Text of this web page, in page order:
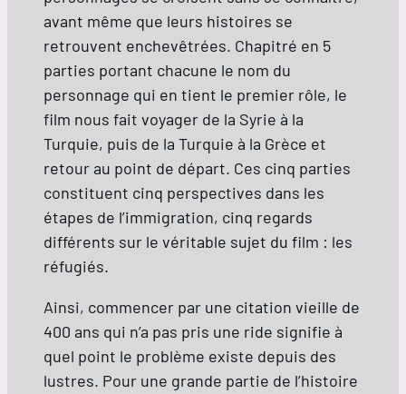
avant même que leurs histoires se
retrouvent enchevêtrées. Chapitré en 5
parties portant chacune le nom du
personnage qui en tient le premier rôle, le
film nous fait voyager de la Syrie à la
Turquie, puis de la Turquie à la Grèce et
retour au point de départ. Ces cinq parties
constituent cinq perspectives dans les
étapes de l’immigration, cinq regards
différents sur le véritable sujet du film : les
réfugiés.
Ainsi, commencer par une citation vieille de
400 ans qui n’a pas pris une ride signifie à
quel point le problème existe depuis des
lustres. Pour une grande partie de l’histoire